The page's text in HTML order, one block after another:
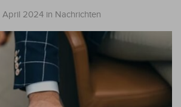
April 2024 in Nachrichten